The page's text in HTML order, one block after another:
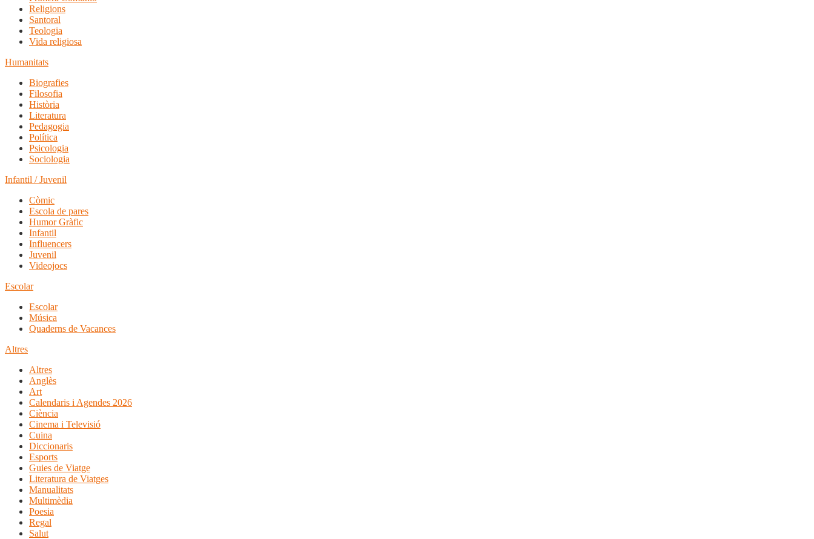
Religions
Santoral
Teologia
Vida religiosa
Humanitats
Biografies
Filosofia
Història
Literatura
Pedagogia
Política
Psicologia
Sociologia
Infantil / Juvenil
Còmic
Escola de pares
Humor Gràfic
Infantil
Influencers
Juvenil
Videojocs
Escolar
Escolar
Música
Quaderns de Vacances
Altres
Altres
Anglès
Art
Calendaris i Agendes 2026
Ciència
Cinema i Televisió
Cuina
Diccionaris
Esports
Guies de Viatge
Literatura de Viatges
Manualitats
Multimèdia
Poesia
Regal
Salut